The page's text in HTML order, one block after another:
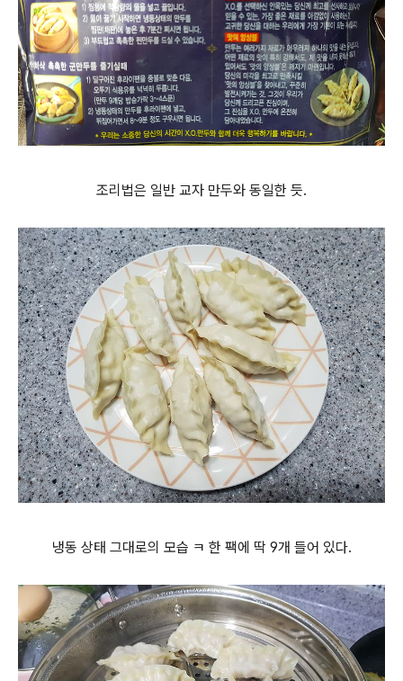
조리법은 일반 교자 만두와 동일한 듯.
냉동 상태 그대로의 모습 ㅋ 한 팩에 딱 9개 들어 있다.